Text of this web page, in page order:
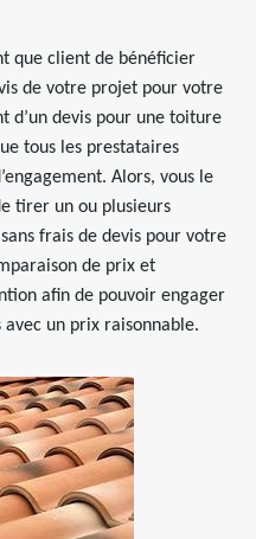
que client de bénéficier
de votre projet pour votre
d’un devis pour une toiture
tous les prestataires
Alors, vous le
tirer un ou plusieurs
frais de devis pour votre
de prix et
afin de pouvoir engager
un prix raisonnable.